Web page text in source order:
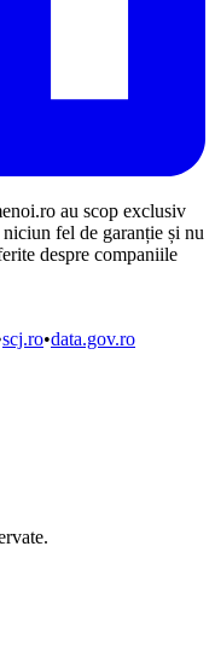
au scop exclusiv
fel de garanție și nu
despre companiile
scj.ro•data.gov.ro